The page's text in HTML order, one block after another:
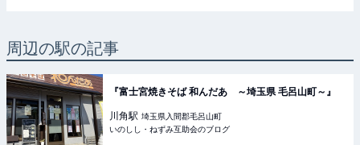
周辺の駅の記事
『富士宮焼きそば 和んだあ ～埼玉県 毛呂山町～』
川角駅 埼玉県入間郡毛呂山町
いのしし・ねずみ互助会のブログ